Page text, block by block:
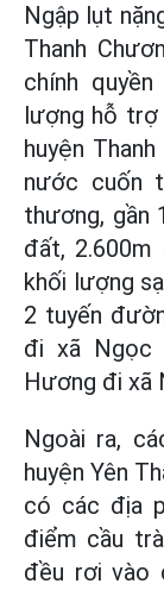
Ngập lụt
Thanh
chính
lượng hỗ trợ
huyện
nước cuốn
thương, gần
đất,
khối lượng
2 tuyến
đi xã Ngọc
Hương đi xã
Ngoài ra,
huyện Yên
có các địa
điểm cầu
đều rơi vào